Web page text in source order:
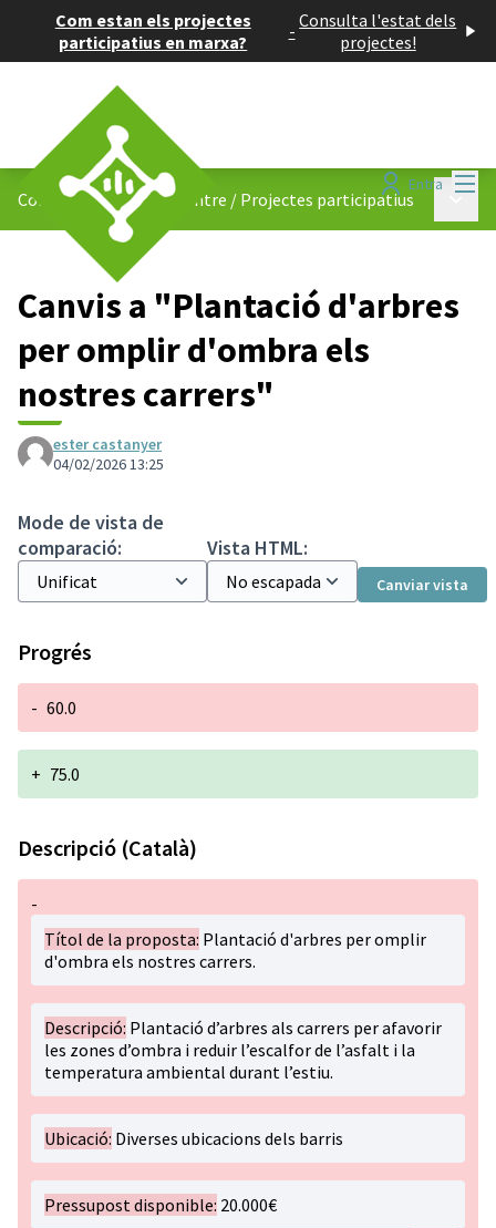
Com estan els projectes
participatius en marxa?
- Consulta l'estat dels
projectes!
Entra
Consell de Barris del Centre / Projectes participatius
Canvis a "Plantació d'arbres
per omplir d'ombra els
nostres carrers"
ester castanyer
04/02/2026 13:25
Mode de vista de
comparació:
Vista HTML:
Canviar vista
Progrés
- 60.0
+ 75.0
Descripció (Català)
-
Títol de la proposta: Plantació d'arbres per omplir
d'ombra els nostres carrers.
Descripció: Plantació d’arbres als carrers per afavorir
les zones d’ombra i reduir l’escalfor de l’asfalt i la
temperatura ambiental durant l’estiu.
Ubicació: Diverses ubicacions dels barris
Pressupost disponible: 20.000€